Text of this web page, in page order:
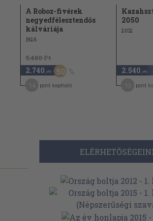
A Roboz-fivérek
negyedfélesztendős
kálváriája
1926
5.480 Ft
2.740 ,-Ft 50
pont kapható
2050
2012
2.540 ,-Ft
pont